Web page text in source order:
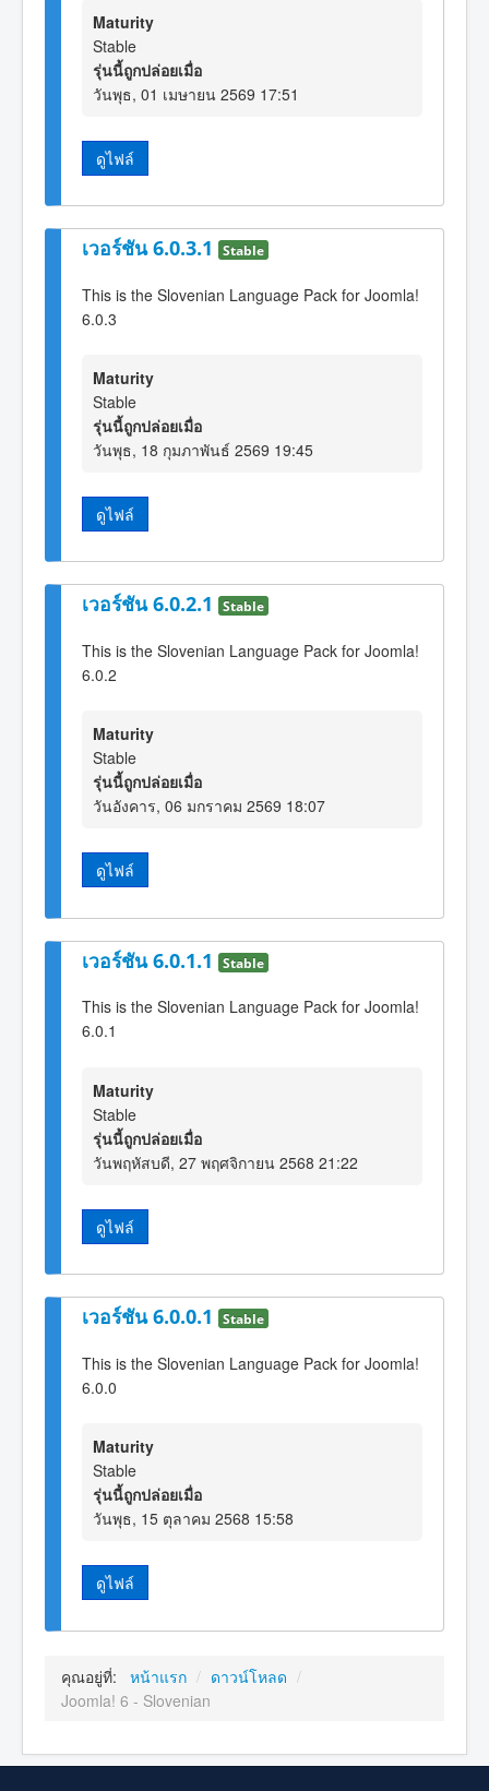
Maturity
Stable
รุ่นนี้ถูกปล่อยเมื่อ
วันพุธ, 01 เมษายน 2569 17:51
ดูไฟล์
เวอร์ชัน 6.0.3.1 Stable
This is the Slovenian Language Pack for Joomla!
6.0.3
Maturity
Stable
รุ่นนี้ถูกปล่อยเมื่อ
วันพุธ, 18 กุมภาพันธ์ 2569 19:45
ดูไฟล์
เวอร์ชัน 6.0.2.1 Stable
This is the Slovenian Language Pack for Joomla!
6.0.2
Maturity
Stable
รุ่นนี้ถูกปล่อยเมื่อ
วันอังคาร, 06 มกราคม 2569 18:07
ดูไฟล์
เวอร์ชัน 6.0.1.1 Stable
This is the Slovenian Language Pack for Joomla!
6.0.1
Maturity
Stable
รุ่นนี้ถูกปล่อยเมื่อ
วันพฤหัสบดี, 27 พฤศจิกายน 2568 21:22
ดูไฟล์
เวอร์ชัน 6.0.0.1 Stable
This is the Slovenian Language Pack for Joomla!
6.0.0
Maturity
Stable
รุ่นนี้ถูกปล่อยเมื่อ
วันพุธ, 15 ตุลาคม 2568 15:58
ดูไฟล์
คุณอยู่ที่: หน้าแรก / ดาวน์โหลด /
Joomla! 6 - Slovenian